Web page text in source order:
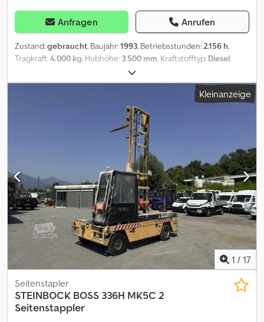
Anfragen Anrufen
Zustand:gebraucht, Baujahr:1993, Betriebsstunden:2.156 h,
Tragkraft:4.000 kg, Hubhöhe: 3.500 mm, Kraftstofftyp: Diesel,
, Ausstattung:
Diesel Stapler mit StVZO das bedeutet er hat Papiere die es
Ihnen ermöglicht auf der Straße offiziell abzuladen er hat eine
feste Kabine Hubkraft von 4000 kg und eine Hubhöhe von 3500
m/m org erst 2156 Std er kann bei uns sofort abgeholt werden
oder wir können Ihnen gegen Aufpreis auch liefern rufen Sie uns
einfach an. Crodpjyxcadofx Abzjf
Kleinanzeige
1 / 17
Seitenstapler
STEINBOCK BOSS 336H MK5C 2
Seitenstappler